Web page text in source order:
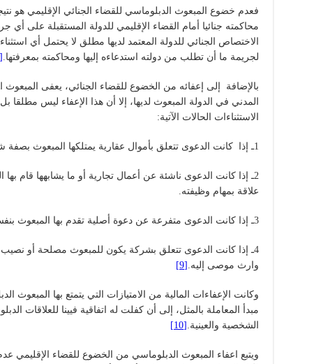
فعدم خضوع المبعوث الدبلوماسي للقضاء الجنائي الإقليمي هو
محاكمته جنائيا أمام القضاء الإقليمي للدولة المستقبلة على أي
الاختصاص الجنائي للدولة المعتمد لديها مطلق لا يحتمل أي
لجريمة ما أن تطلب من دولته استدعاءه إليها ومحاكمته بمعرفتها. [8]
بالإضافة إلى إعفائه من الخضوع للقضاء الجنائي، يعفى
المدني في الدولة المبعوث لديها، إلا أن هذا الإعفاء ليس
الاستثناءات الحالات الآتية:
1ـ إذا كانت الدعوى تتعلق بأموال عقارية يمتلكها المبعوث بصفة شخصية في إقليم الدولة المبعوث لديها.
2ـ إذا كانت الدعوى ناشئة عن أعمال تجارية أو ما يشابهها قام
علاقة بمهام وظيفته.
3ـ إذا كانت الدعوى متفرعة عن دعوة أصلية تقدم بها المبعوث بنفسه إلى قضاء الدولة باعتباره مدعيا.
4ـ إذا كانت الدعوى تتعلق بشركة يكون للمبعوث مصلحة أو نصيب
وارث موصى إليه. [9]
وكانت الإعفاءات المالية من الامتيازات التي يتمتع بها
مبدأ المعاملة بالمثل، إلى أن كفلت له اتفاقية فيينا للعلاقات
الشخصية والعينية. [10]
ويتبع اعفاء المبعوث الدبلوماسي من الخضوع للقضاء الإقليمي